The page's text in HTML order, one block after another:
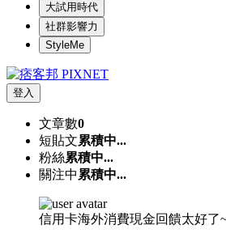
大試用時代
社群影響力
StyleMe
登入
文章數0
短貼文累積中...
粉絲累積中...
關注中 累積中...
信用卡海外消費現金回饋太好